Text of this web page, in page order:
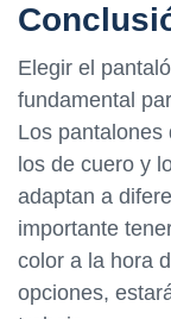
Elegir el
fundamental
Los pantalones
los de cuero y
adaptan a
importante
color a la hora
opciones,